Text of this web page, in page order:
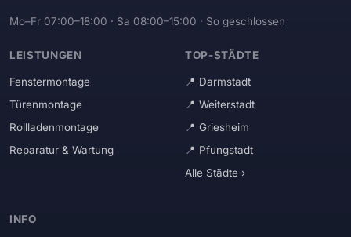
Mo–Fr 07:00–18:00 · Sa 08:00–15:00 · So geschlossen
LEISTUNGEN
Fenstermontage
Türenmontage
Rollladenmontage
Reparatur & Wartung
TOP-STÄDTE
Darmstadt
Weiterstadt
Griesheim
Pfungstadt
Alle Städte ›
INFO